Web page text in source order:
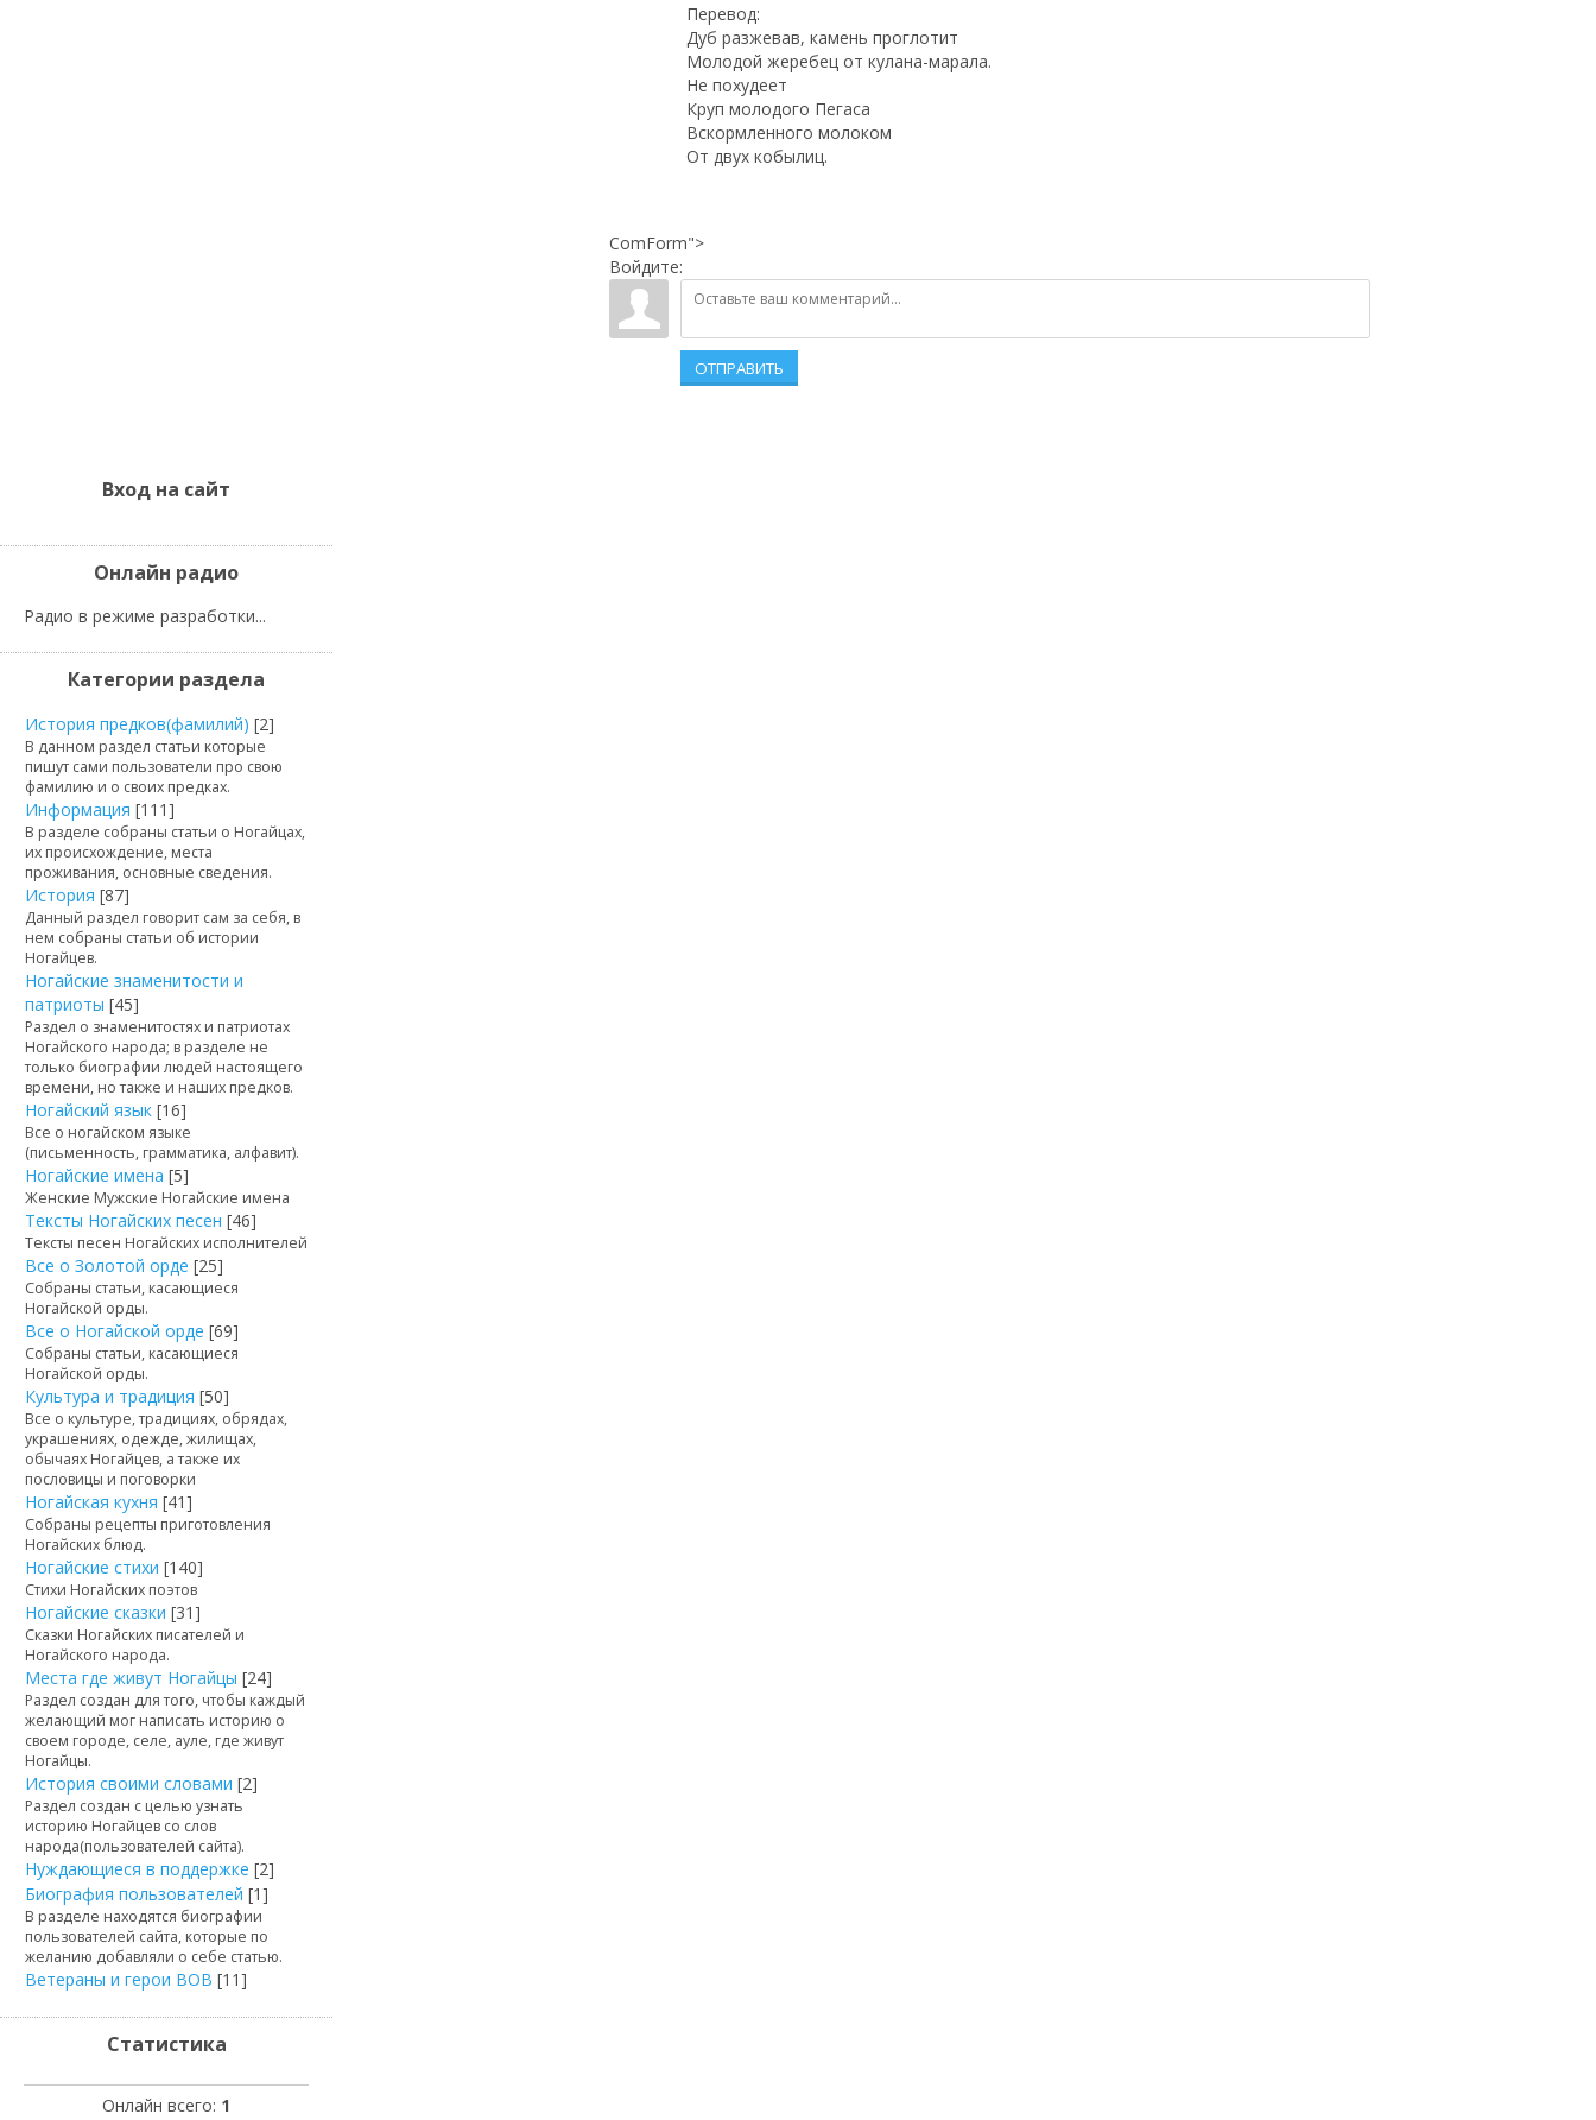
Перевод:
Дуб разжевав, камень проглотит
Молодой жеребец от кулана-марала.
Не похудеет
Круп молодого Пегаса
Вскормленного молоком
От двух кобылиц.
ComForm">
Войдите:
ОТПРАВИТЬ
Вход на сайт
Онлайн радио
Радио в режиме разработки...
Категории раздела
История предков(фамилий) [2]
В данном раздел статьи которые
пишут сами пользователи про свою
фамилию и о своих предках.
Информация [111]
В разделе собраны статьи о Ногайцах,
их происхождение, места
проживания, основные сведения.
История [87]
Данный раздел говорит сам за себя, в
нем собраны статьи об истории
Ногайцев.
Ногайские знаменитости и
патриоты [45]
Раздел о знаменитостях и патриотах
Ногайского народа; в разделе не
только биографии людей настоящего
времени, но также и наших предков.
Ногайский язык [16]
Все о ногайском языке
(письменность, грамматика, алфавит).
Ногайские имена [5]
Женские Мужские Ногайские имена
Тексты Ногайских песен [46]
Тексты песен Ногайских исполнителей
Все о Золотой орде [25]
Собраны статьи, касающиеся
Ногайской орды.
Все о Ногайской орде [69]
Собраны статьи, касающиеся
Ногайской орды.
Культура и традиция [50]
Все о культуре, традициях, обрядах,
украшениях, одежде, жилищах,
обычаях Ногайцев, а также их
пословицы и поговорки
Ногайская кухня [41]
Собраны рецепты приготовления
Ногайских блюд.
Ногайские стихи [140]
Стихи Ногайских поэтов
Ногайские сказки [31]
Сказки Ногайских писателей и
Ногайского народа.
Места где живут Ногайцы [24]
Раздел создан для того, чтобы каждый
желающий мог написать историю о
своем городе, селе, ауле, где живут
Ногайцы.
История своими словами [2]
Раздел создан с целью узнать
историю Ногайцев со слов
народа(пользователей сайта).
Нуждающиеся в поддержке [2]
Биография пользователей [1]
В разделе находятся биографии
пользователей сайта, которые по
желанию добавляли о себе статью.
Ветераны и герои ВОВ [11]
Статистика
Онлайн всего: 1